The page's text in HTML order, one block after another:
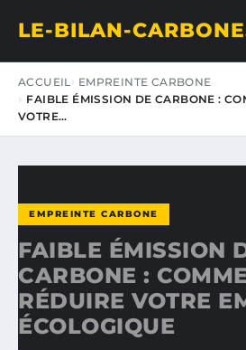
LE-BILAN-
ACCUEIL
EMPREINTE CARBONE
FAIBLE ÉMISSION DE CARBONE :
VOTRE…
EMPREINTE CARBONE
FAIBLE ÉMISSION
CARBONE :
RÉDUIRE VOTRE
ÉCOLOGIQUE